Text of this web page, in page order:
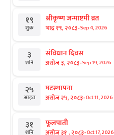
१९
शुक्र
श्रीकृष्ण जन्माष्टमी व्रत
भाद्र १९, २०८३-Sep 4, 2026
३
शनि
संविधान दिवस
असोज ३, २०८३-Sep 19, 2026
२५
आइत
घटस्थापना
असोज २५, २०८३-Oct 11, 2026
३१
शनि
फूलपाती
असोज ३१ , २०८३-Oct 17, 2026